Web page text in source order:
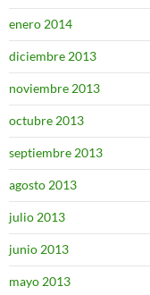
enero 2014
diciembre 2013
noviembre 2013
octubre 2013
septiembre 2013
agosto 2013
julio 2013
junio 2013
mayo 2013